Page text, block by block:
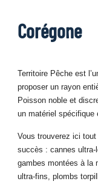
Corégone
Territoire Pêche est
proposer un rayon
Poisson noble et
un matériel spécifique
Vous trouverez ici tout
succès : cannes ultra-
gambes montées à la
ultra-fins, plombs